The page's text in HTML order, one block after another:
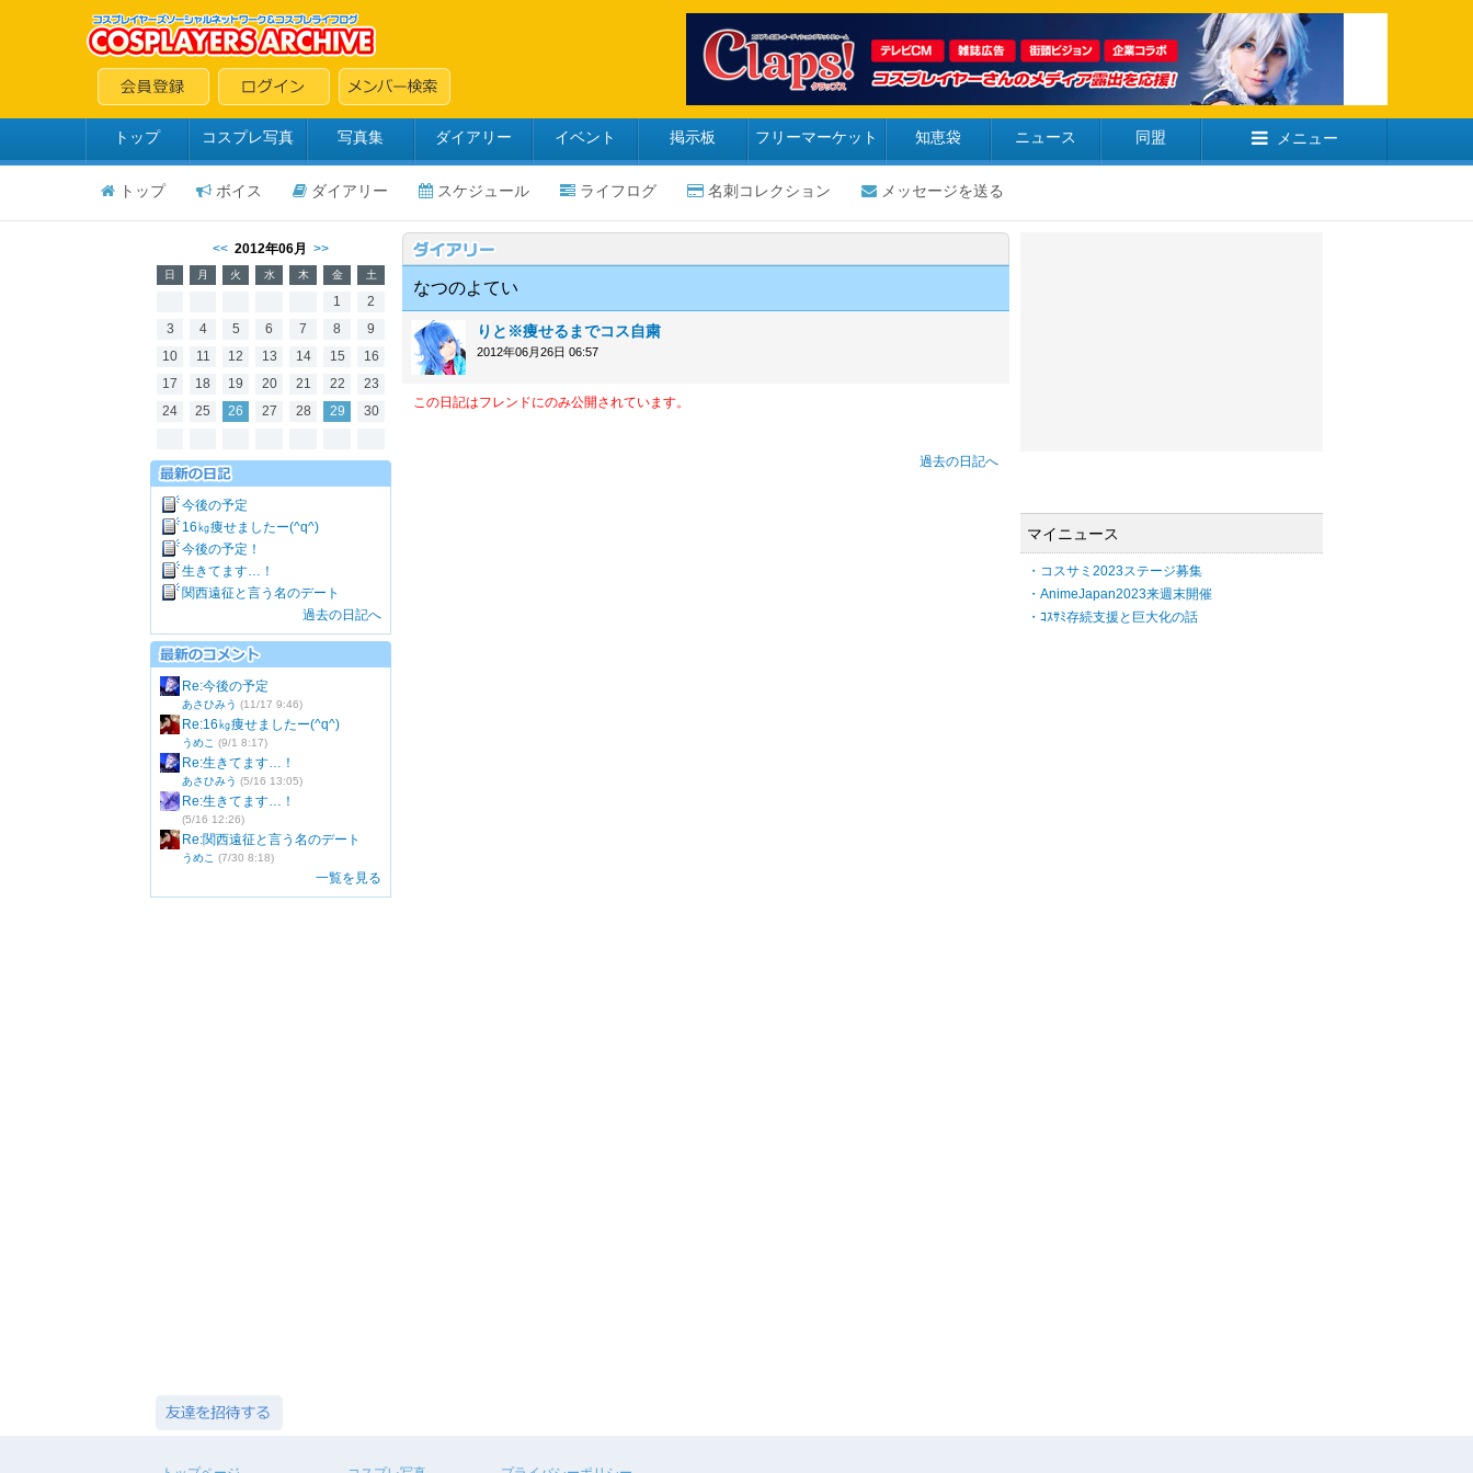
トップ コスプレ写真 写真集 ダイアリー イベント 掲示板 フリーマーケット 知恵袋 ニュース 同盟 メニュー
トップ ボイス ダイアリー スケジュール ライフログ 名刺コレクション メッセージを送る
<< 2012年06月 >>
日 月 火 水 木 金 土
1
2
3
4 5 6 7 8
9
10
11 12 13 14 15
16
17
18 19 20 21 22
23
24
25 26 27 28 29 30
今後の予定
16㎏痩せましたー(^q^)
今後の予定！
生きてます…！
関西遠征と言う名のデート
過去の日記へ
Re:今後の予定
あさひみう (11/17 9:46)
Re:16㎏痩せましたー(^q^)
うめこ (9/1 8:17)
Re:生きてます…！
あさひみう (5/16 13:05)
Re:生きてます…！
(5/16 12:26)
Re:関西遠征と言う名のデート
うめこ (7/30 8:18)
一覧を見る
なつのよてい
りと※痩せるまでコス自粛
2012年06月26日 06:57
この日記はフレンドにのみ公開されています。
過去の日記へ
マイニュース
・コスサミ2023ステージ募集
・AnimeJapan2023来週末開催
・ｺｽｻﾐ存続支援と巨大化の話